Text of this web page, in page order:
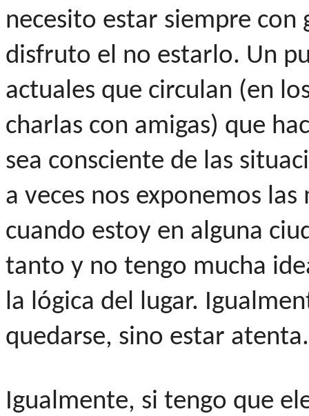
necesito estar siempre con
disfruto el no estarlo. Un
actuales que circulan (en
charlas con amigas) que
sea consciente de las
a veces nos exponemos
cuando estoy en alguna
tanto y no tengo mucha
la lógica del lugar.
quedarse, sino estar atenta.
Igualmente, si tengo que